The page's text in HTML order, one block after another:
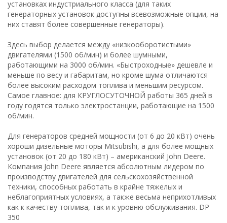
установках индустриального класса (для таких
генераторных установок доступны всевозможные опции, на
них ставят более совершенные генераторы).
Здесь выбор делается между «низкооборотистыми»
двигателями (1500 об/мин) и более шумными,
работающими на 3000 об/мин. «Быстроходные» дешевле и
меньше по весу и габаритам, но кроме шума отличаются
более высоким расходом топлива и меньшим ресурсом.
Самое главное: для КРУГЛОСУТОЧНОЙ работы 365 дней в
году годятся только электростанции, работающие на 1500
об/мин.
Для генераторов средней мощности (от 6 до 20 кВт) очень
хороши дизельные моторы Mitsubishi, а для более мощных
установок (от 20 до 180 кВт) – американский John Deere.
Компания John Deere является абсолютным лидером по
производству двигателей для сельскохозяйственной
техники, способных работать в крайне тяжелых и
неблагоприятных условиях, а также весьма неприхотливых
как к качеству топлива, так и к уровню обслуживания. DP
350